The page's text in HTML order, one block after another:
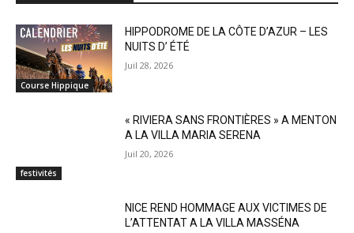
Course Hippique
HIPPODROME DE LA CÔTE D’AZUR – LES
NUITS D’ ÉTÉ
Juil 28, 2026
festivités
« RIVIERA SANS FRONTIÈRES » A MENTON
A LA VILLA MARIA SERENA
Juil 20, 2026
NICE REND HOMMAGE AUX VICTIMES DE
L’ATTENTAT A LA VILLA MASSÉNA